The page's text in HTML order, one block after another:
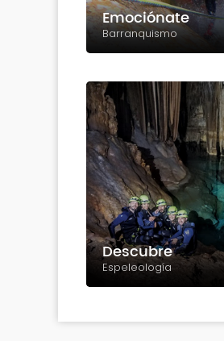
Emociónate
Barranquismo
Descubre
Espeleología